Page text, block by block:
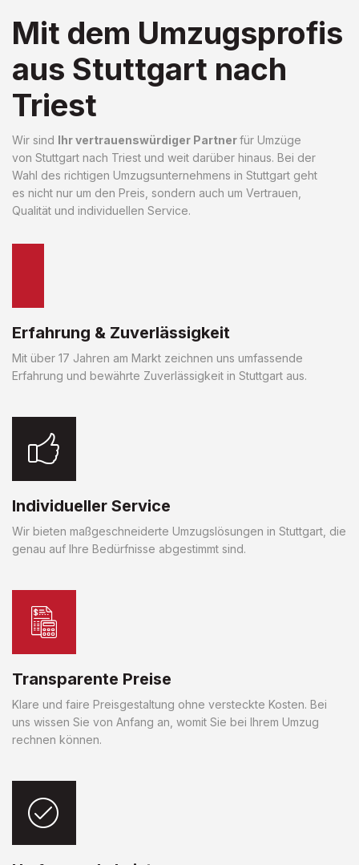
Mit dem Umzugsprofis
aus Stuttgart nach
Triest
Wir sind Ihr vertrauenswürdiger Partnerfür Umzüge
von Stuttgart nach Triest und weit darüber hinaus. Bei der
Wahl des richtigen Umzugsunternehmens in Stuttgart geht
es nicht nur um den Preis, sondern auch um Vertrauen,
Qualität und individuellen Service.
Erfahrung & Zuverlässigkeit
Mit über 17 Jahren am Markt zeichnen uns umfassende
Erfahrung und bewährte Zuverlässigkeit in Stuttgart aus.
Individueller Service
Wir bieten maßgeschneiderte Umzugslösungen in Stuttgart, die
genau auf Ihre Bedürfnisse abgestimmt sind.
Transparente Preise
Klare und faire Preisgestaltung ohne versteckte Kosten. Bei
uns wissen Sie von Anfang an, womit Sie bei Ihrem Umzug
rechnen können.